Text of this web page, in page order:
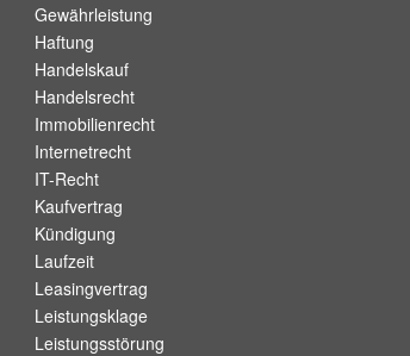
Gewährleistung
Haftung
Handelskauf
Handelsrecht
Immobilienrecht
Internetrecht
IT-Recht
Kaufvertrag
Kündigung
Laufzeit
Leasingvertrag
Leistungsklage
Leistungsstörung